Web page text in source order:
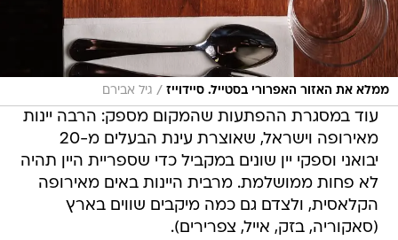
ממלא את האזור האפרורי בסטייל. סיידוייז / גיל אבירם
עוד במסגרת ההפתעות שהמקום מספק: הרבה יינות
מאירופה וישראל, שאוצרת עינת הבעלים מ-20
יבואני וספקי יין שונים במקביל כדי שספריית היין תהיה
לא פחות ממושלמת. מרבית היינות באים מאירופה
הקלאסית, ולצדם גם כמה מיקבים שווים בארץ
(סאקוריה, בזק, אייל, צפרירים).